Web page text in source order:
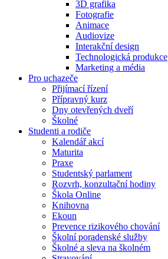
3D grafika
Fotografie
Animace
Audiovize
Interakční design
Technologická produkce
Marketing a média
Pro uchazeče
Přijímací řízení
Přípravný kurz
Dny otevřených dveří
Školné
Studenti a rodiče
Kalendář akcí
Maturita
Praxe
Studentský parlament
Rozvrh, konzultační hodiny
Škola Online
Knihovna
Ekoun
Prevence rizikového chování
Školní poradenské služby
Školné a sleva na školném